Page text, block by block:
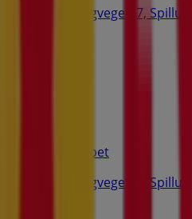
Nøsthaugvegen 7, Spillum
Felleskjøpet
Nøsthaugvegen 3, Spillum